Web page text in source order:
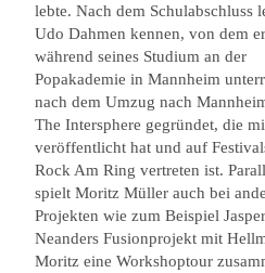
lebte. Nach dem Schulabschluss
Udo Dahmen kennen, von dem
während seines Studium an der
Popakademie in Mannheim
nach dem Umzug nach
The Intersphere gegründet, die
veröffentlicht hat und auf
Rock Am Ring vertreten ist.
spielt Moritz Müller auch bei
Projekten wie zum Beispiel
Neanders Fusionprojekt mit
Moritz eine Workshoptour